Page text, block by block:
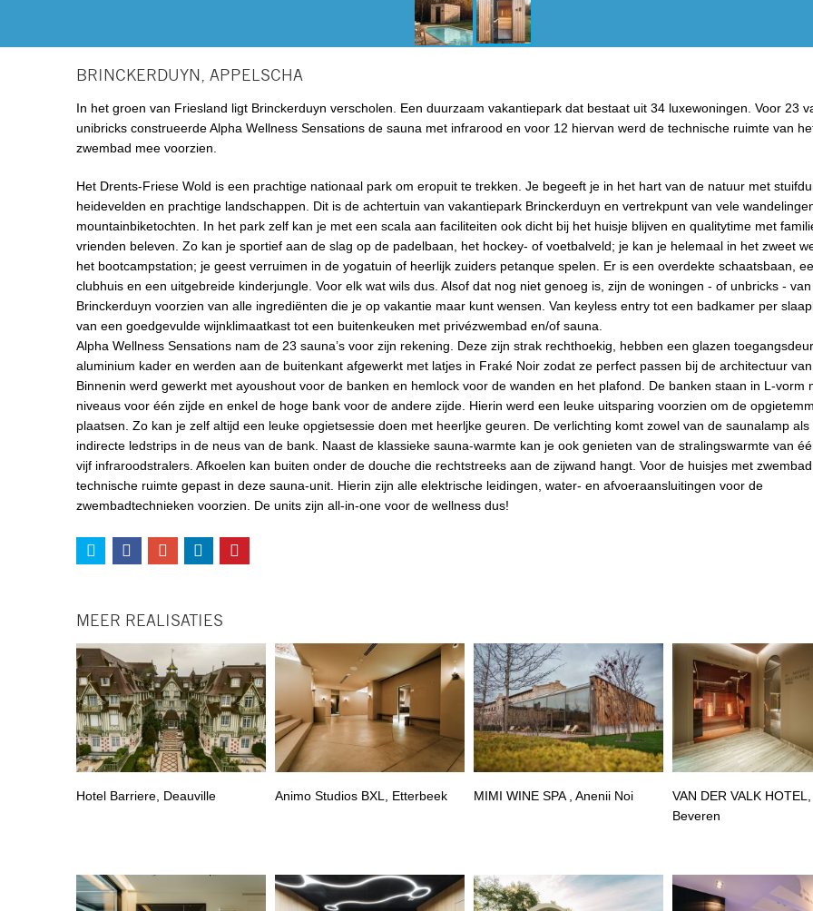
BRINCKERDUYN, APPELSCHA
In het groen van Friesland ligt Brinckerduyn verscholen. Een duurzaam vakantiepark dat bestaat uit 34 luxewoningen. Voor 23
unibricks construeerde Alpha Wellness Sensations de sauna met infrarood en voor 12 hiervan werd de technische ruimte van
zwembad mee voorzien.
Het Drents-Friese Wold is een prachtige nationaal park om eropuit te trekken. Je begeeft je in het hart van de natuur met
heidevelden en prachtige landschappen. Dit is de achtertuin van vakantiepark Brinckerduyn en vertrekpunt van vele
mountainbiketochten. In het park zelf kan je met een scala aan faciliteiten ook dicht bij het huisje blijven en qualitytime met
vrienden beleven. Zo kan je sportief aan de slag op de padelbaan, het hockey- of voetbalveld; je kan je helemaal in het zweet
het bootcampstation; je geest verruimen in de yogatuin of heerlijk zuiders petanque spelen. Er is een overdekte schaatsbaan,
clubhuis en een uitgebreide kinderjungle. Voor elk wat wils dus. Alsof dat nog niet genoeg is, zijn de woningen - of unbricks - van
Brinckerduyn voorzien van alle ingrediënten die je op vakantie maar kunt wensen. Van keyless entry tot een badkamer per
van een goedgevulde wijnklimaatkast tot een buitenkeuken met privézwembad en/of sauna.
Alpha Wellness Sensations nam de 23 sauna’s voor zijn rekening. Deze zijn strak rechthoekig, hebben een glazen
aluminium kader en werden aan de buitenkant afgewerkt met latjes in Fraké Noir zodat ze perfect passen bij de architectuur
Binnenin werd gewerkt met ayoushout voor de banken en hemlock voor de wanden en het plafond. De banken staan in L-vorm
niveaus voor één zijde en enkel de hoge bank voor de andere zijde. Hierin werd een leuke uitsparing voorzien om de
plaatsen. Zo kan je zelf altijd een leuke opgietsessie doen met heerljke geuren. De verlichting komt zowel van de saunalamp als
indirecte ledstrips in de neus van de bank. Naast de klassieke sauna-warmte kan je ook genieten van de stralingswarmte van
vijf infraroodstralers. Afkoelen kan buiten onder de douche die rechtstreeks aan de zijwand hangt. Voor de huisjes met
technische ruimte gepast in deze sauna-unit. Hierin zijn alle elektrische leidingen, water- en afvoeraansluitingen voor de
zwembadtechnieken voorzien. De units zijn all-in-one voor de wellness dus!
MEER REALISATIES
Hotel Barriere, Deauville Animo Studios BXL, Etterbeek MIMI WINE SPA , Anenii Noi
VAN DER VALK HOTEL,
Beveren